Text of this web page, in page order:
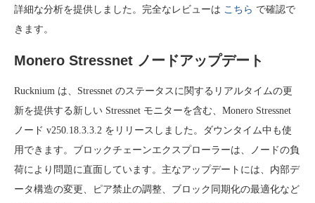
詳細な分析を提供しました。完全なレビューは こちら で確認で
きます。
Monero Stressnet ノードアップデート
Rucknium は、Stressnet のステータスに関するリアルタイムの更
新を提供する新しい Stressnet モニターを含む、Monero Stressnet
ノード v250.18.3.3.2 をリリースしました。ダウンタイム中も使
用できます。ブロックチェーンエクスプローラーは、ノードの負
荷により問題に直面しています。主なアップデートには、内部デ
ータ構造の変更、ピア禁止の調整、ブロック同期化の最適化など